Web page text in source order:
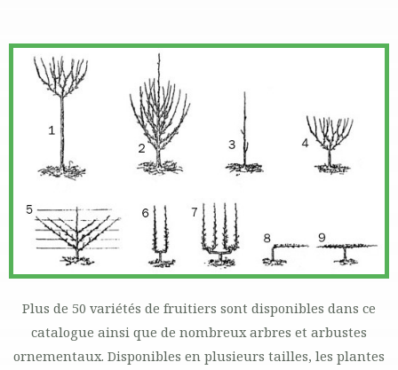
Plus de 50 variétés de fruitiers sont disponibles dans ce
catalogue ainsi que de nombreux arbres et arbustes
ornementaux. Disponibles en plusieurs tailles, les plantes